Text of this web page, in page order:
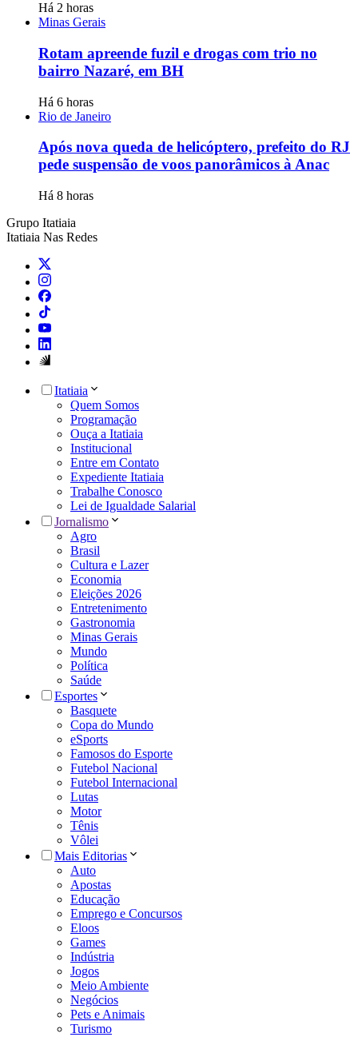
Há 2 horas
Minas Gerais
Rotam apreende fuzil e drogas com trio no
bairro Nazaré, em BH
Há 6 horas
Rio de Janeiro
Após nova queda de helicóptero, prefeito do RJ
pede suspensão de voos panorâmicos à Anac
Há 8 horas
Grupo Itatiaia
Itatiaia Nas Redes
Itatiaia
Quem Somos
Programação
Ouça a Itatiaia
Institucional
Entre em Contato
Expediente Itatiaia
Trabalhe Conosco
Lei de Igualdade Salarial
Jornalismo
Agro
Brasil
Cultura e Lazer
Economia
Eleições 2026
Entretenimento
Gastronomia
Minas Gerais
Mundo
Política
Saúde
Esportes
Basquete
Copa do Mundo
eSports
Famosos do Esporte
Futebol Nacional
Futebol Internacional
Lutas
Motor
Tênis
Vôlei
Mais Editorias
Auto
Apostas
Educação
Emprego e Concursos
Eloos
Games
Indústria
Jogos
Meio Ambiente
Negócios
Pets e Animais
Turismo